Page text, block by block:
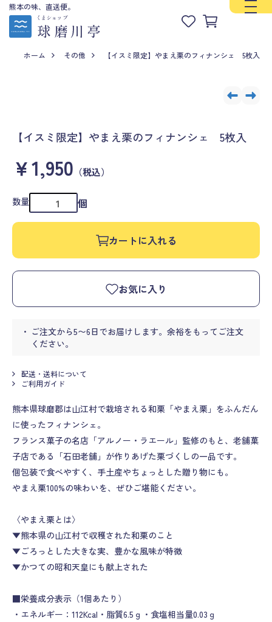
熊本の味、直送便。
ホーム その他 【イスミ限定】やまえ栗のフィナンシェ 5枚入
【イスミ限定】やまえ栗のフィナンシェ 5枚入
￥1,950 （税込）
数量 個
カートに入れる
お気に入り
ご注文から5〜6日でお届けします。余裕をもってご注文
ください。
配送・送料について
ご利用ガイド
熊本県球磨郡は山江村で栽培される和栗「やまえ栗」をふんだん
に使ったフィナンシェ。
フランス菓子の名店「アルノー・ラエール」監修のもと、老舗菓
子店である「石田老舗」が作りあげた栗づくしの一品です。
個包装で食べやすく、手土産やちょっとした贈り物にも。
やまえ栗100%の味わいを、ぜひご堪能ください。
〈やまえ栗とは〉
▼熊本県の山江村で収穫された和栗のこと
▼ごろっとした大きな実、豊かな風味が特徴
▼かつての昭和天皇にも献上された
■栄養成分表示（1個あたり）
・エネルギー：112Kcal・脂質6.5ｇ・食塩相当量0.03ｇ